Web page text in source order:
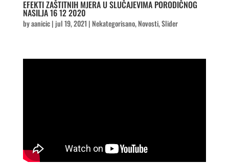
EFEKTI ZAŠTITNIH MJERA U SLUČAJEVIMA PORODIČNOG
NASILJA 16 12 2020
byaanicic| jul 19, 2021 | Nekategorisano,Novosti,Slider